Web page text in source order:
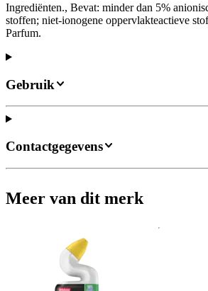
Ingrediënten., Bevat: minder dan 5%
stoffen; niet-ionogene oppervlakteactieve
Parfum.
Gebruik
Contactgegevens
Meer van dit merk